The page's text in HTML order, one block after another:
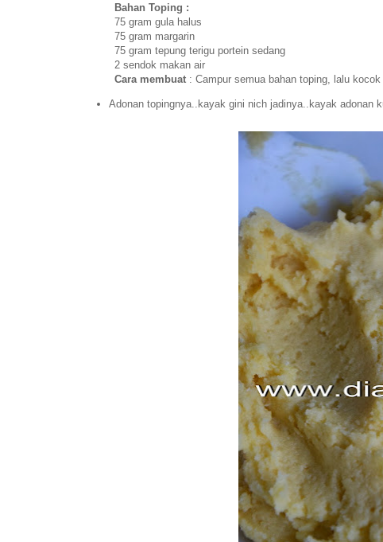
Bahan Toping :
75 gram gula halus
75 gram margarin
75 gram tepung terigu portein sedang
2 sendok makan air
Cara membuat : Campur semua bahan toping, lalu
Adonan topingnya..kayak gini nich jadinya..kayak adonan